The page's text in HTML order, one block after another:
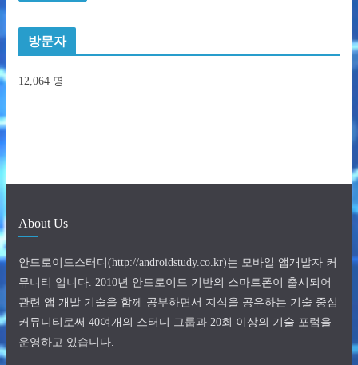
방문자
12,064 명
About Us
안드로이드스터디(http://androidstudy.co.kr)는 모바일 앱개발자 커
뮤니티 입니다. 2010년 안드로이드 기반의 스마트폰이 출시되어
관련 앱 개발 기술을 함께 공부하면서 지식을 공유하는 기술 중심
커뮤니티로써 40여개의 스터디 그룹과 20회 이상의 기술 포럼을
운영하고 있습니다.